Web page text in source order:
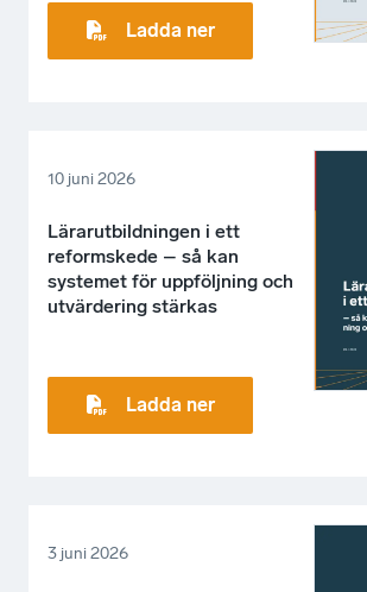
Ladda ner
10 juni 2026
Lärarutbildningen i ett
reformskede – så kan
systemet för uppföljning och
utvärdering stärkas
Ladda ner
3 juni 2026